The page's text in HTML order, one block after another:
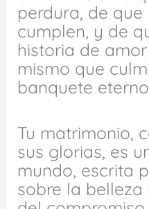
perdura, de
cumplen, y de
historia de
mismo que
banquete
Tu matrimonio,
sus glorias, es
mundo, escrita
sobre la